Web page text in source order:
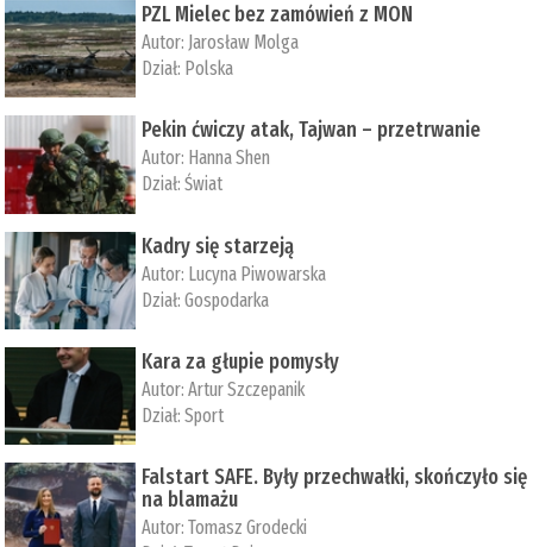
PZL Mielec bez zamówień z MON
Autor: Jarosław Molga
Dział: Polska
Pekin ćwiczy atak, Tajwan – przetrwanie
Autor: ­Hanna Shen
Dział:Świat
Kadry się starzeją
Autor: Lucyna Piwowarska
Dział:Gospodarka
Kara za głupie pomysły
Autor:Artur Szczepanik
Dział:Sport
Falstart SAFE. Były przechwałki, skończyło się
na blamażu
Autor:Tomasz Grodecki